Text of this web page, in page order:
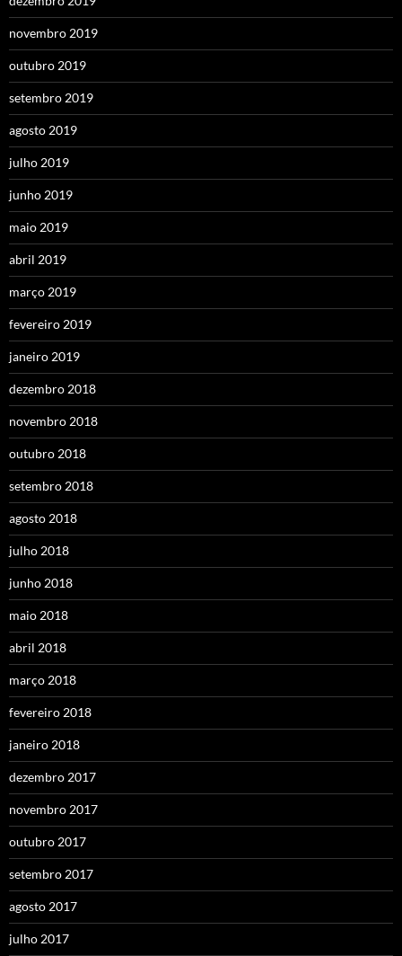
novembro 2019
outubro 2019
setembro 2019
agosto 2019
julho 2019
junho 2019
maio 2019
abril 2019
março 2019
fevereiro 2019
janeiro 2019
dezembro 2018
novembro 2018
outubro 2018
setembro 2018
agosto 2018
julho 2018
junho 2018
maio 2018
abril 2018
março 2018
fevereiro 2018
janeiro 2018
dezembro 2017
novembro 2017
outubro 2017
setembro 2017
agosto 2017
julho 2017